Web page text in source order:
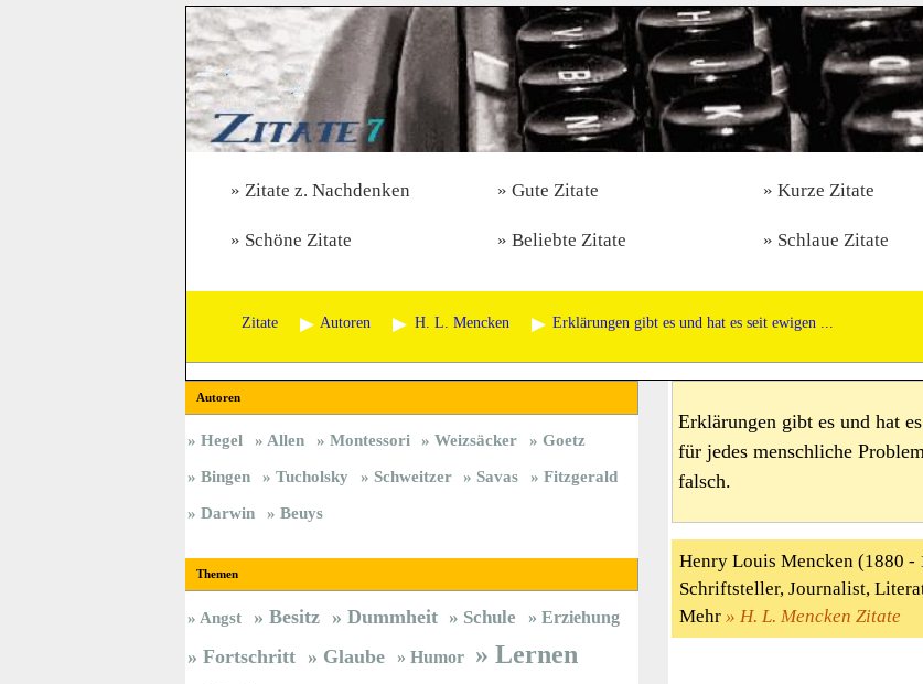
Zitate z. Nachdenken Gute Zitate Kurze Zitate
Schöne Zitate Beliebte Zitate Schlaue Zitate
Zitate Autoren H. L. Mencken Erklärungen gibt es und hat es seit ewigen ...
Erklärungen gibt es und hat
für jedes menschliche
falsch.
Henry Louis Mencken (1880 -
Schriftsteller, Journalist,
Mehr
H. L. Mencken Zitate
Autoren
Hegel Allen Montessori Weizsäcker
Goetz
Bingen
Tucholsky Schweitzer Savas
Fitzgerald
Darwin
Beuys
Themen
Angst Besitz Dummheit Schule Erziehung
Fortschritt Glaube Humor Lernen